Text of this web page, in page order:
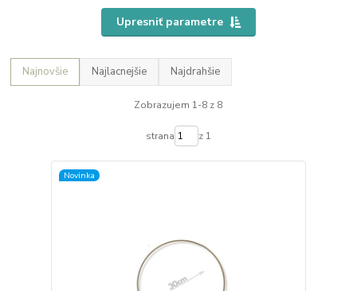
Upresniť parametre
Najnovšie Najlacnejšie Najdrahšie
Zobrazujem 1-8 z 8
strana z 1
Novinka